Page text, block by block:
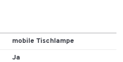
mobile Tischlampe
Ja